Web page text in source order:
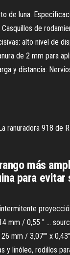
de luna.
de
alto nivel de
de 2 mm para
y distancia:
ranuradora 918 de
más
para evitar
mm / 0,55 '' ...
mm / 3,07"" x
y linóleo, rodillos